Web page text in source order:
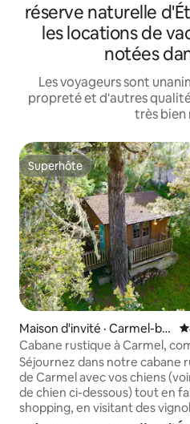
réserve naturelle
les locations de
notées
Les voyageurs sont
propreté et d'autres
très bien
Superhôte
Superhôte
Maison d'invité · Carmel-by-
the-Sea
Cabane rustique à Carmel,
cabane perchée + chien
Séjournez dans notre cabane
de Carmel avec vos chiens
de chien ci-dessous) tout en
shopping, en visitant des